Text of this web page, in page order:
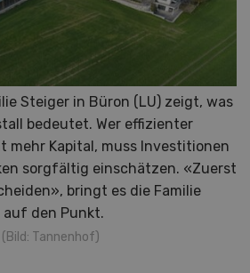
Steiger in Büron (LU) zeigt, was
bedeutet. Wer effizienter
mehr Kapital, muss Investitionen
sorgfältig einschätzen. «Zuerst
bringt es die Familie
den Punkt.
(Bild: Tannenhof)